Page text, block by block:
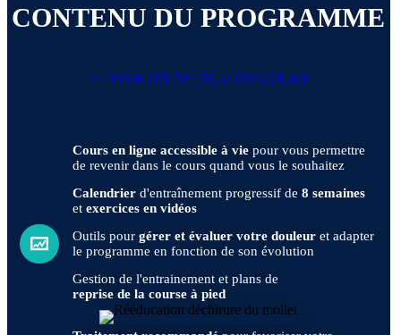
CONTENU DU PROGRAMME
>> VOIR UN APERÇU DU COURS
Cours en ligne accessible à viepour vous permettre
de revenir dans le cours quand vous le souhaitez
Calendrierd'entraînement progressif de 8 semaines
et exercices en vidéos
Outils pour gérer et évaluer votre douleuret adapter
le programme en fonction de son évolution
Gestion de l'entrainement et plans de
reprise de la course à pied